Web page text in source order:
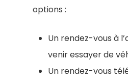
options :
Un rendez-vous à
venir essayer de
Un rendez-vous